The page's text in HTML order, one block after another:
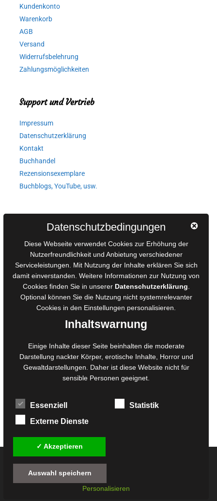
Kundenkonto
Warenkorb
AGB
Versand
Widerrufsbelehrung
Zahlungsmöglichkeiten
Support und Vertrieb
Impressum
Datenschutzerklärung
Kontakt
Buchhandel
Rezensionsexemplare
Buchblogs, YouTube, usw.
AGB für Medienprojekte
Online-Artikel
Manuskripte einreichen
Ausschreibungen
Belegexemplare
Eigenbedarfsexemplare
Foto- und Bildbearbeitung
Fotorestauration
Creative Artwork
MPS Fotografie
WordPress Support
Alle Preise inkl. der gesetzlichen MwSt. - Die durchgestrichenen Preise entsprechen
dem bisherigen Preis in diesem Online-Shop.
Datenschutzbedingungen
Diese Webseite verwendet Cookies zur Erhöhung der
Nutzerfreundlichkeit und Anbietung verschiedener
Serviceleistungen. Mit Nutzung der Inhalte erklären Sie sich
damit einverstanden. Weitere Informationen zur Nutzung von
Cookies finden Sie in unserer Datenschutzerklärung
Optional können Sie die Nutzung nicht systemrelevanter
Cookies in den Einstellungen personalisieren.
Inhaltswarnung
Einige Inhalte dieser Seite beinhalten die moderate
Darstellung nackter Körper, erotische Inhalte, Horror und
Gewaltdarstellungen. Daher ist diese Website nicht für
sensible Personen geeignet.
Essenziell
Statistik
Externe Dienste
✓ Akzeptieren
Auswahl speichern
Personalisieren